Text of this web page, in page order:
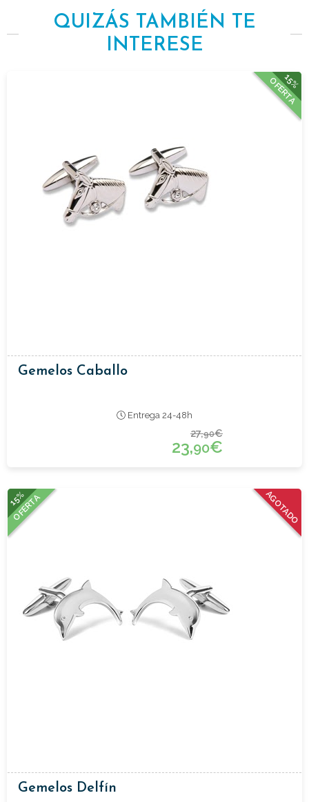
QUIZÁS TAMBIÉN TE
INTERESE
15%
OFERTA
Gemelos Caballo
Entrega 24-48h
27,90€
23,90€
AGOTADO
15%
OFERTA
Gemelos Delfín